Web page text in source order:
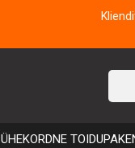
ÜHEKORDNE